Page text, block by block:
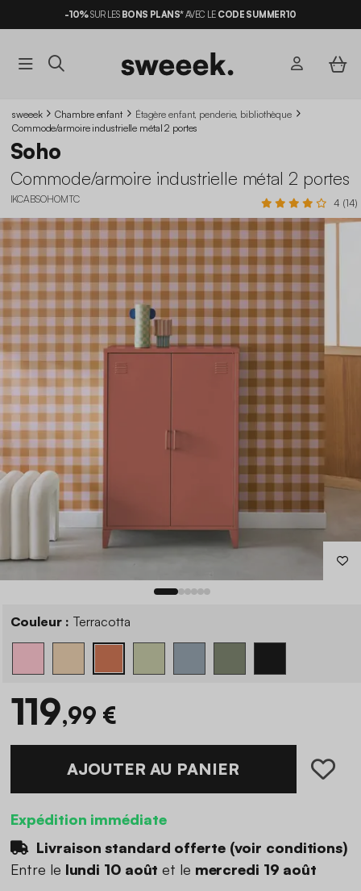
-10%SUR LES BONS PLANS*AVEC LE CODE SUMMER10
sweeek Chambre enfant
Étagère enfant, penderie, bibliothèque
Commode/armoire industrielle métal 2 portes
Soho
Commode/armoire industrielle métal 2 portes
IKCABSOHOMTC 4 (14)
Couleur : Terracotta
119,99 €
AJOUTER AU PANIER
Expédition immédiate
Livraison standard offerte (voir conditions)
Entre le lundi 10 août et le mercredi 19 août